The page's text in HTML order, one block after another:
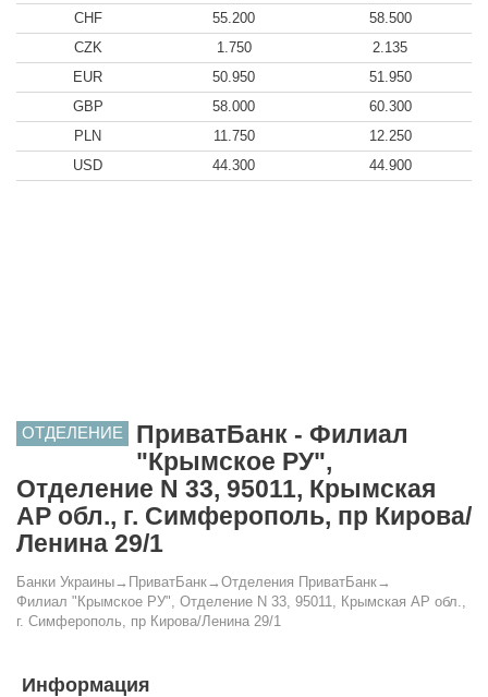
CHF 55.200
58.500
CZK
1.750
2.135
EUR
50.950
51.950
GBP
58.000
60.300
PLN
11.750
12.250
USD
44.300 44.900
ОТДЕЛЕНИЕ
ПриватБанк - Филиал
"Крымское РУ",
Отделение N 33, 95011, Крымская
АР обл., г. Симферополь, пр Кирова/
Ленина 29/1
Банки Украины→ ПриватБанк→ Отделения ПриватБанк→
Филиал "Крымское РУ", Отделение N 33, 95011, Крымская АР обл.,
г. Симферополь, пр Кирова/Ленина 29/1
Информация